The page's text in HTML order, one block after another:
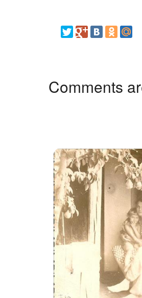
Comments